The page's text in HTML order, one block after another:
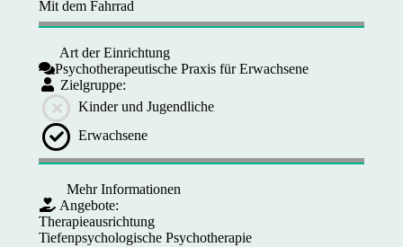
Mit dem Fahrrad
Art der Einrichtung
Psychotherapeutische Praxis für Erwachsene
Zielgruppe:
Kinder und Jugendliche
Erwachsene
Mehr Informationen
Angebote:
Therapieausrichtung
Tiefenpsychologische Psychotherapie